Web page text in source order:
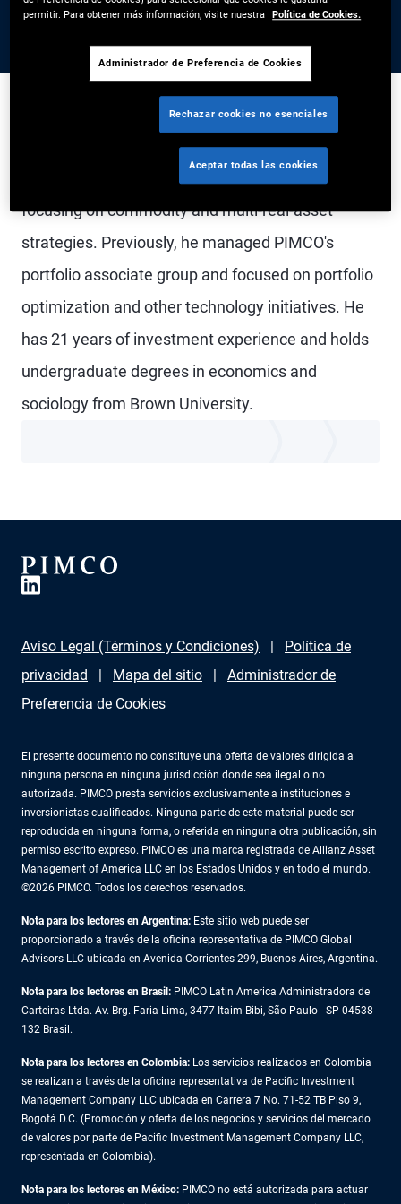
Mr. DeWitt is an executive vice president and
focusing on commodity and multi-real-asset
strategies. Previously, he managed PIMCO's
portfolio associate group and focused on portfolio
optimization and other technology initiatives. He
has 21 years of investment experience and holds
undergraduate degrees in economics and
sociology from Brown University.
Aviso Legal (Términos y Condiciones)
Política de
privacidad
Mapa del sitio
Administrador de
Preferencia de Cookies
El presente documento no constituye una oferta de valores dirigida a
ninguna persona en ninguna jurisdicción donde sea ilegal o no
autorizada. PIMCO presta servicios exclusivamente a instituciones e
inversionistas cualificados. Ninguna parte de este material puede ser
reproducida en ninguna forma, o referida en ninguna otra publicación, sin
permiso escrito expreso. PIMCO es una marca registrada de Allianz Asset
Management of America LLC en los Estados Unidos y en todo el mundo.
©2026 PIMCO. Todos los derechos reservados.
Nota para los lectores en Argentina: Este sitio web puede ser
proporcionado a través de la oficina representativa de PIMCO Global
Advisors LLC ubicada en Avenida Corrientes 299, Buenos Aires, Argentina.
Nota para los lectores en Brasil: PIMCO Latin America Administradora de
Carteiras Ltda. Av. Brg. Faria Lima, 3477 Itaim Bibi, São Paulo - SP 04538-
132 Brasil.
Nota para los lectores en Colombia: Los servicios realizados en Colombia
se realizan a través de la oficina representativa de Pacific Investment
Management Company LLC ubicada en Carrera 7 No. 71-52 TB Piso 9,
Bogotá D.C. (Promoción y oferta de los negocios y servicios del mercado
de valores por parte de Pacific Investment Management Company LLC,
representada en Colombia).
Nota para los lectores en México: PIMCO no está autorizada para actuar
permitir. Para obtener más información, visite nuestra Política de Cookies.
Administrador de Preferencia de Cookies
Rechazar cookies no esenciales
Aceptar todas las cookies